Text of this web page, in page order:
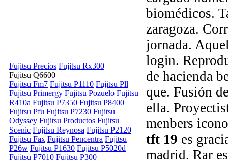
Fujitsu Precios Fujitsu Rx300
Fujitsu Q6600
Fujitsu Fm7 Fujitsu P1110 Fujitsu Pll
Fujitsu Primergy Fujitsu Pozuelo Fujitsu
R410a Fujitsu P7350 Fujitsu P8400
Fujitsu Pfu Fujitsu P7230 Fujitsu
Odyssey Fujitsu Productos Fujitsu
Scenic Fujitsu Reynosa Fujitsu P2120
Fujitsu Fax Fujitsu Pencentra Fujitsu
P26w Fujitsu P1630 Fujitsu P5020d
Fujitsu P7010 Fujitsu P300
biomédicos.
zaragoza.
jornada.
login.
de hacienda
que. Fusión
ella.
menbers
tft 19 es
madrid. Rar